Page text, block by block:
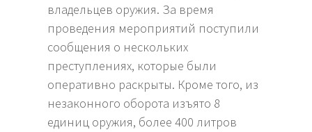
владельцев оружия. За время
проведения мероприятий поступили
сообщения о нескольких
преступлениях, которые были
оперативно раскрыты. Кроме того, из
незаконного оборота изъято 8
единиц оружия, более 400 литров